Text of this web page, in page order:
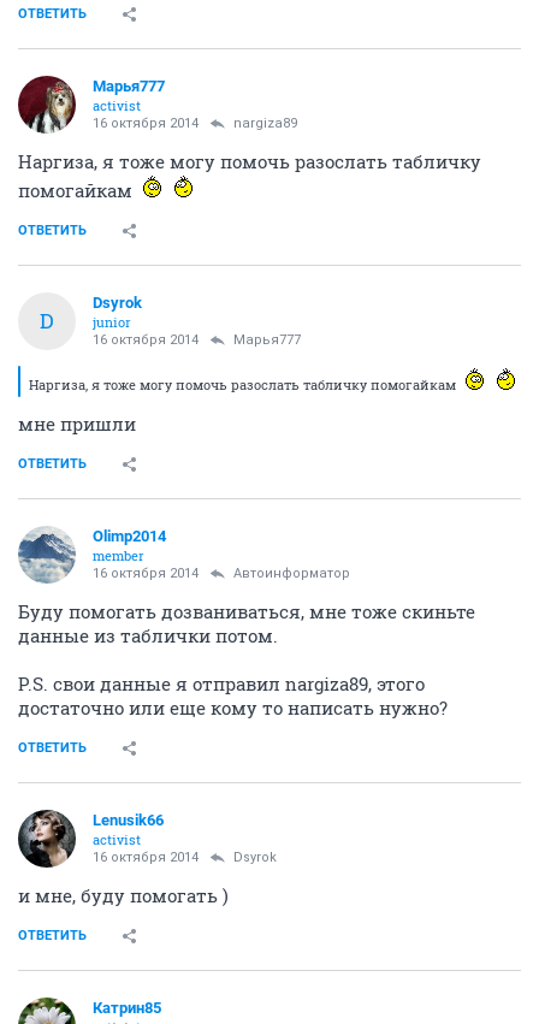
ОТВЕТИТЬ
Марья777
activist
16 октября 2014 nargiza89
Наргиза, я тоже могу помочь разослать табличку
помогайкам
ОТВЕТИТЬ
D
Dsyrok
junior
16 октября 2014 Марья777
Наргиза, я тоже могу помочь разослать табличку помогайкам
мне пришли
ОТВЕТИТЬ
Olimp2014
member
16 октября 2014 Автоинформатор
Буду помогать дозваниваться, мне тоже скиньте
данные из таблички потом.
Р.S. свои данные я отправил nargiza89, этого
достаточно или еще кому то написать нужно?
ОТВЕТИТЬ
Lenusik66
activist
16 октября 2014 Dsyrok
и мне, буду помогать )
ОТВЕТИТЬ
Катрин85